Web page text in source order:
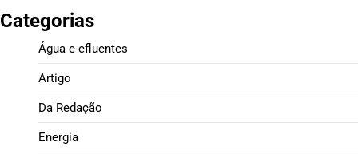
Categorias
Água e efluentes
Artigo
Da Redação
Energia